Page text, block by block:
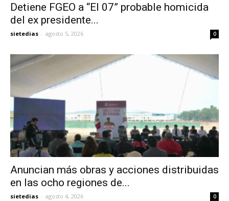
Detiene FGEO a “El 07” probable homicida
del ex presidente...
sietedias - agosto 5, 2026 0
Anuncian más obras y acciones distribuidas
en las ocho regiones de...
sietedias - agosto 4, 2026 0